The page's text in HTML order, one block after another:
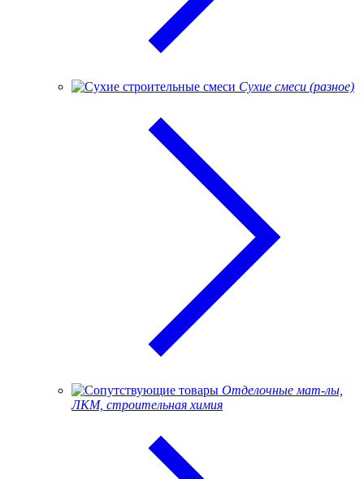
Сухие смеси (разное)
Отделочные мат-лы,
ЛКМ, строительная химия